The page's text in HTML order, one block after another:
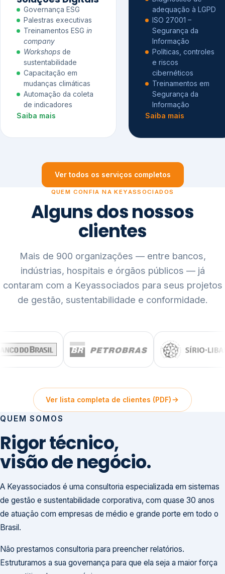
Governança ESG
Palestras executivas
Treinamentos ESG in
company
Workshops de
sustentabilidade
Capacitação em
mudanças climáticas
Automação da coleta
de indicadores
Saiba mais
adequação à LGPD
ISO 27001 –
Segurança da
Informação
Políticas, controles
e riscos
cibernéticos
Treinamentos em
Segurança da
Informação
Saiba mais
Ver todos os serviços completos
QUEM CONFIA NA KEYASSOCIADOS
Alguns dos nossos
clientes
Mais de 900 organizações — entre bancos,
indústrias, hospitais e órgãos públicos — já
contaram com a Keyassociados para seus projetos
de gestão, sustentabilidade e conformidade.
Ver lista completa de clientes (PDF)
QUEM SOMOS
Rigor técnico,
visão de negócio.
A Keyassociados é uma consultoria especializada em sistemas
de gestão e sustentabilidade corporativa, com quase 30 anos
de atuação com empresas de médio e grande porte em todo o
Brasil.
Não prestamos consultoria para preencher relatórios.
Estruturamos a sua governança para que ela seja a maior força